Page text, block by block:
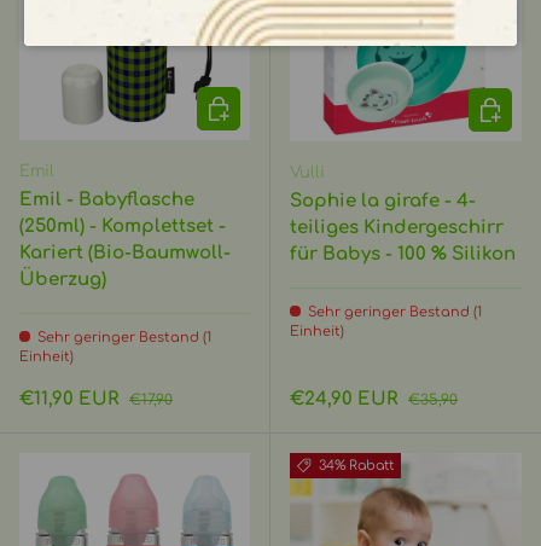
Emil
Emil - Babyflasche
(250ml) - Komplettset -
Kariert (Bio-Baumwoll-
Überzug)
Sehr geringer Bestand (1
Einheit)
Verkaufspreis
€11,90 EUR Normaler Preis
€17,90
IN DEN WARENKORB
Vulli
Sophie la girafe - 4-
teiliges Kindergeschirr
für Babys - 100 % Silikon
Sehr geringer Bestand (1
Einheit)
Verkaufspreis
€24,90 EUR Normaler Preis
€35,90
34% Rabatt